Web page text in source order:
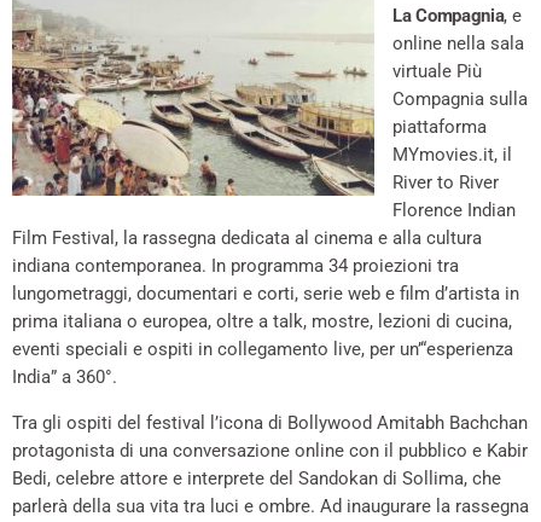
La Compagnia, e
online nella sala
virtuale Più
Compagnia sulla
piattaforma
MYmovies.it, il
River to River
Florence Indian
Film Festival, la rassegna dedicata al cinema e alla cultura
indiana contemporanea. In programma 34 proiezioni tra
lungometraggi, documentari e corti, serie web e film d’artista in
prima italiana o europea, oltre a talk, mostre, lezioni di cucina,
eventi speciali e ospiti in collegamento live, per un’“esperienza
India” a 360°.
Tra gli ospiti del festival l’icona di Bollywood Amitabh Bachchan
protagonista di una conversazione online con il pubblico e Kabir
Bedi, celebre attore e interprete del Sandokan di Sollima, che
parlerà della sua vita tra luci e ombre. Ad inaugurare la rassegna